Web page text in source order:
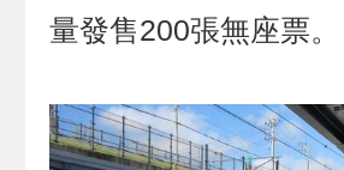
量發售200張無座票。